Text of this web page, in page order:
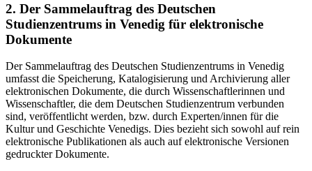
2. Der Sammelauftrag des Deutschen
Studienzentrums in Venedig für elektronische
Dokumente
Der Sammelauftrag des Deutschen Studienzentrums in Venedig
umfasst die Speicherung, Katalogisierung und Archivierung aller
elektronischen Dokumente, die durch Wissenschaftlerinnen und
Wissenschaftler, die dem Deutschen Studienzentrum verbunden
sind, veröffentlicht werden, bzw. durch Experten/innen für die
Kultur und Geschichte Venedigs. Dies bezieht sich sowohl auf rein
elektronische Publikationen als auch auf elektronische Versionen
gedruckter Dokumente.